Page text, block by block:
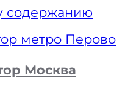
содержанию
метро Перово
Москва